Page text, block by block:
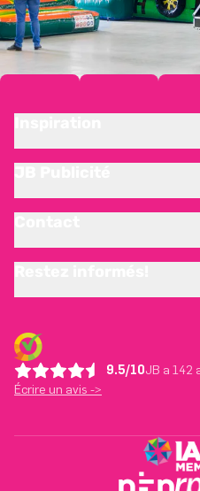
9.5/10JB a 142
Écrire un avis ->